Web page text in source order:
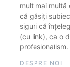
mult mai multă
că găsiți
siguri că
(cu link), ca o
profesionalism.
DESPRE NOI